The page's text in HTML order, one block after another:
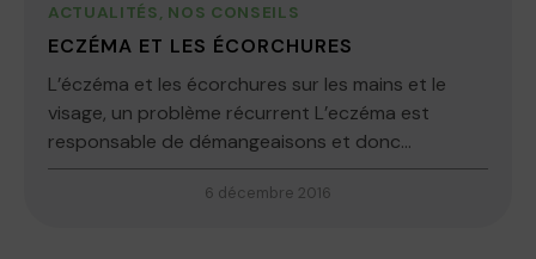
ACTUALITÉS, NOS CONSEILS
ECZÉMA ET LES ÉCORCHURES
L’éczéma et les écorchures sur les mains et le
visage, un problème récurrent L’eczéma est
responsable de démangeaisons et donc...
6 décembre 2016